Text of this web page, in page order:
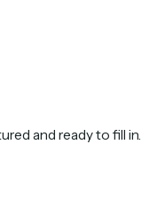
and ready to fill in.